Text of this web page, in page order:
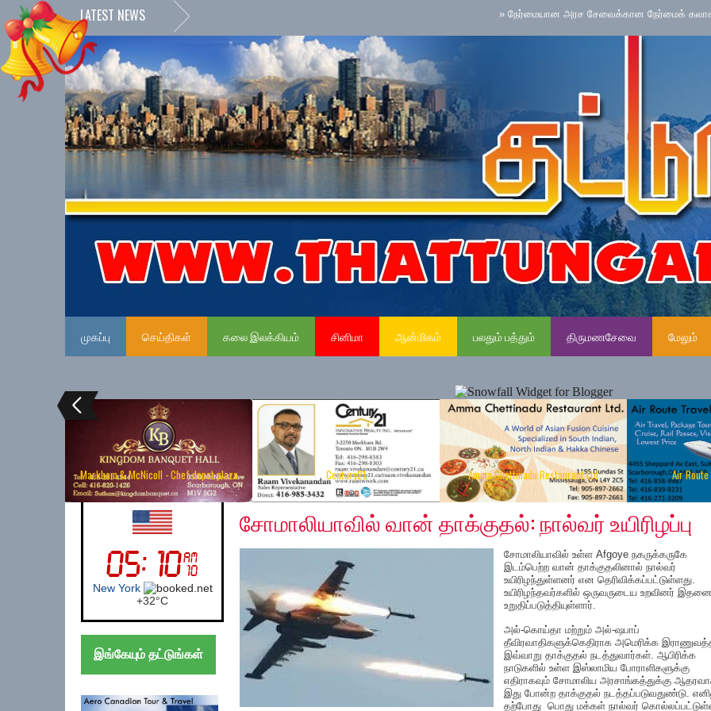
LATEST NEWS நேர்மையான அரச சேவைக்கான நேர்மைக் கலாசாரம்
முகப்பு செய்திகள் கலை இலக்கியம் சினிமா ஆன்மிகம் பலதும் பத்தும் திருமணசேவை மேலும்
Markham & McNicoll - Chef depot plaza Century21 Amma Chettinadu Restaurant Ltd Air
UK (London)
London
+26°C
இங்கேயும் தட்டுங்கள்
Wednesday, March 20, 2019
சோமாலியாவில் வான் தாக்குதல்: நால்வர் உயிரிழப்பு
சோமாலியாவில் உள்ள Afgoye நகருக்கருகே
இடம்பெற்ற வான் தாக்குதலினால் நால்வர்
உயிரிழந்துள்ளனர் என தெரிவிக்கப்பட்டுள்ளது.
உயிரிழந்தவர்களில் ஒருவருடைய உறவினர் இதனை
உறுதிப்படுத்தியுள்ளார்.
அல்-கொய்தா மற்றும் அல்-ஷபாப்
தீவிரவாதிகளுக்கெதிராக அமெரிக்க
இவ்வாறு தாக்குதல் நடத்துவார்கள். ஆபிரிக்க
நாடுகளில் உள்ள இஸ்லாமிய போராளிகளுக்கு
எதிராகவும் சோமாலிய அரசாங்கத்துக்கு
இது போன்ற தாக்குதல் நடத்தப்படுவதுண்டு.
தற்போது பொது மக்கள் நால்வர்